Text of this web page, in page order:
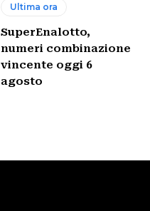
Ultima ora
SuperEnalotto,
numeri combinazione
vincente oggi 6
agosto